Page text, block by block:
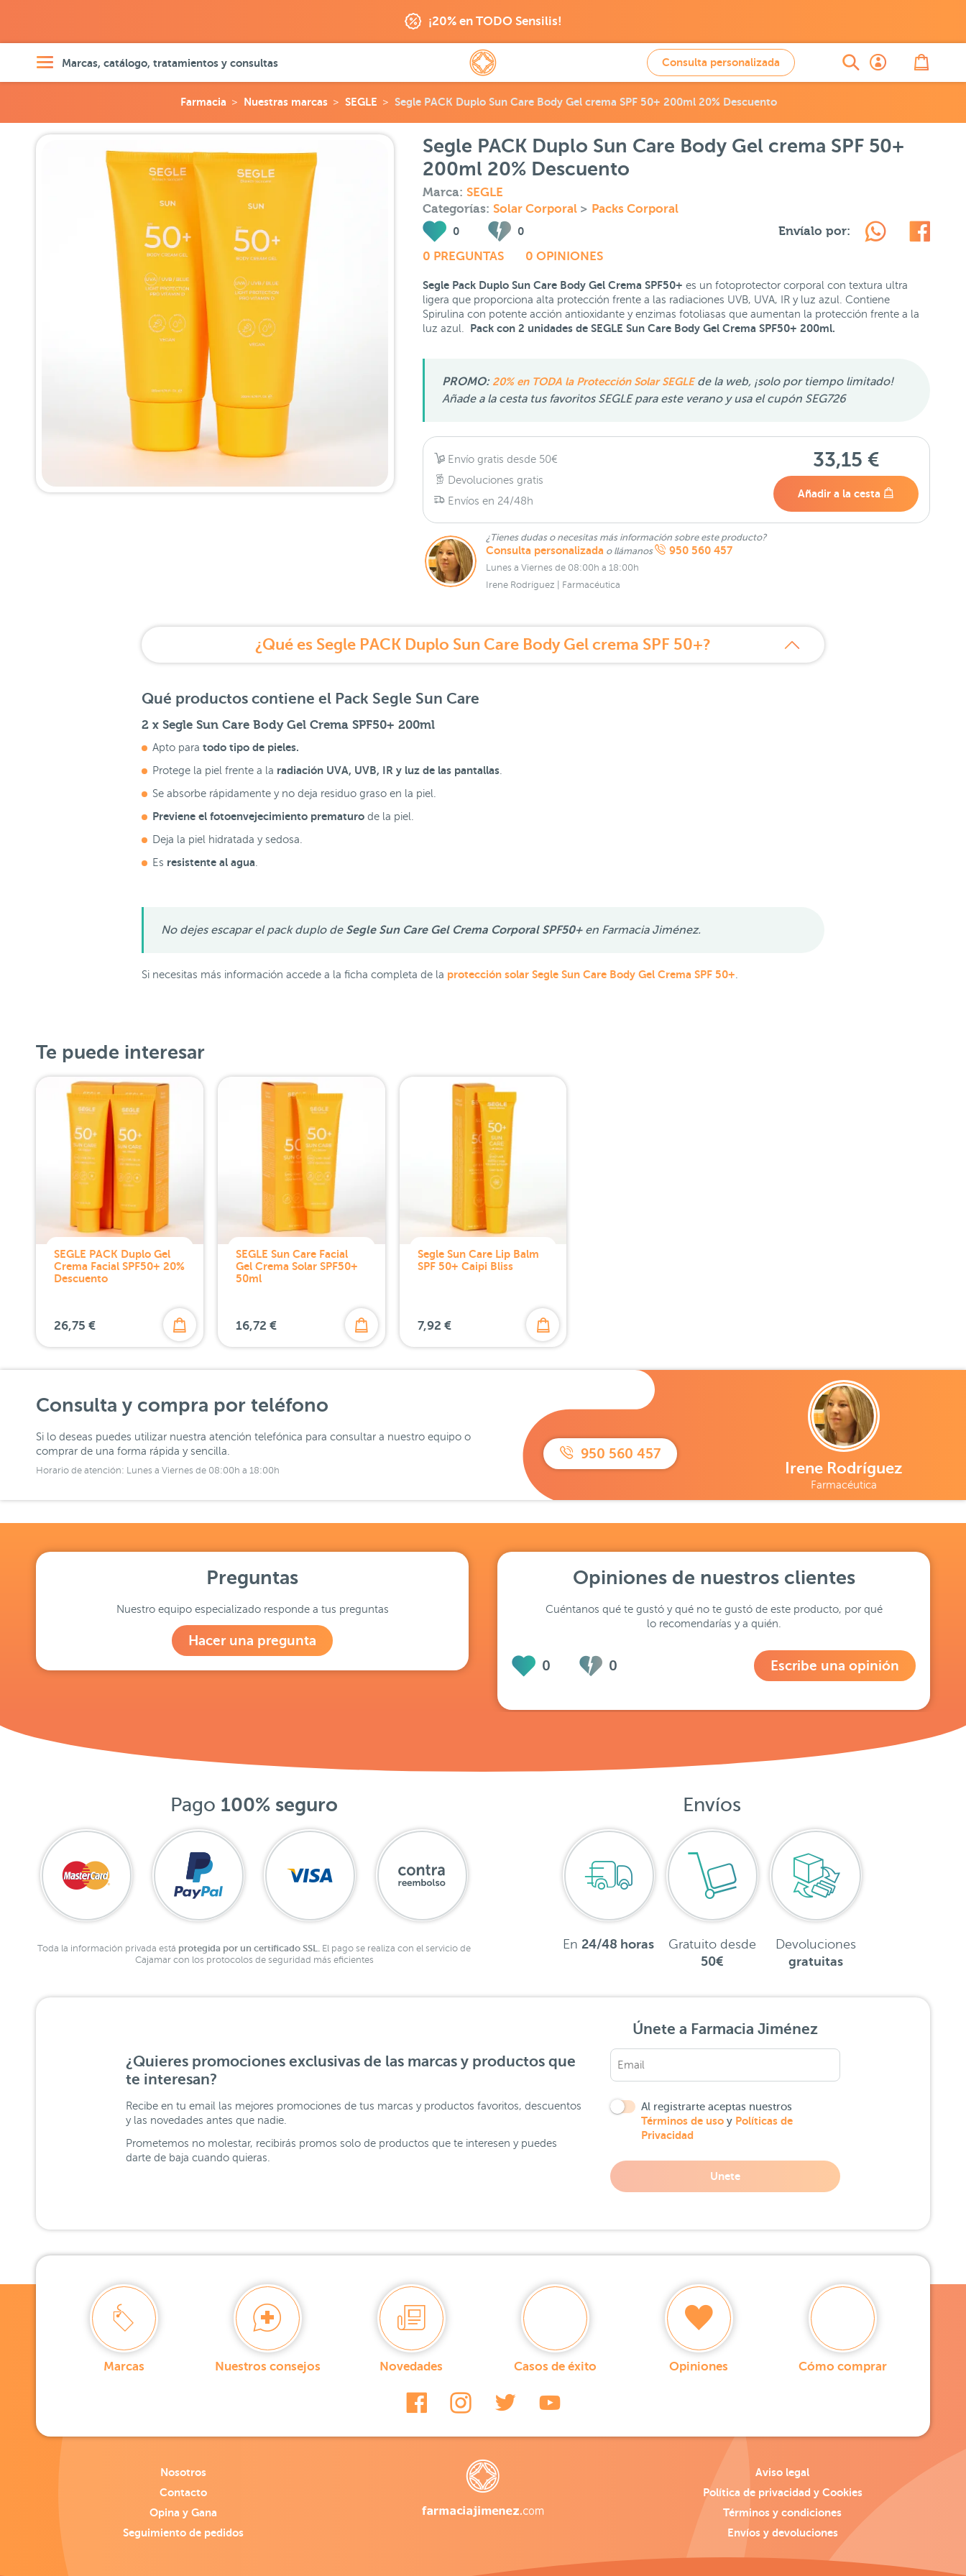
¡20% en TODO Sensilis!
Marcas, catálogo, tratamientos y consultas Consulta personalizada
Farmacia Nuestras marcas SEGLE Segle PACK Duplo Sun Care Body Gel crema SPF 50+ 200ml 20% Descuento
Segle PACK Duplo Sun Care Body Gel crema SPF 50+
200ml 20% Descuento
Marca: SEGLE
Categorías: Solar Corporal > Packs Corporal
0 0
0 PREGUNTAS 0 OPINIONES
Envíalo por:
Segle Pack Duplo Sun Care Body Gel Crema SPF50+ es un fotoprotector corporal con textura ultra
ligera que proporciona alta protección frente a las radiaciones UVB, UVA, IR y luz azul. Contiene
Spirulina con potente acción antioxidante y enzimas fotoliasas que aumentan la protección frente a la
luz azul. Pack con 2 unidades de SEGLE Sun Care Body Gel Crema SPF50+ 200ml.
PROMO: 20% en TODA la Protección Solar SEGLEde la web, ¡solo por tiempo limitado!
Añade a la cesta tus favoritos SEGLE para este verano y usa el cupón SEG726
Envío gratis desde 50€
Devoluciones gratis
Envíos en 24/48h
33,15 €
Añadir a la cesta
¿Tienes dudas o necesitas más información sobre este producto?
Consulta personalizada o llámanos 950 560 457
Lunes a Viernes de 08:00h a 18:00h
Irene Rodríguez | Farmacéutica
¿Qué es Segle PACK Duplo Sun Care Body Gel crema SPF 50+?
Qué productos contiene el Pack Segle Sun Care
2 x Segle Sun Care Body Gel Crema SPF50+ 200ml
Apto para todo tipo de pieles.
Protege la piel frente a la radiación UVA, UVB, IR y luz de las pantallas.
Se absorbe rápidamente y no deja residuo graso en la piel.
Previene el fotoenvejecimiento prematuro de la piel.
Deja la piel hidratada y sedosa.
Es resistente al agua.
No dejes escapar el pack duplo deSegle Sun Care Gel Crema Corporal SPF50+ en Farmacia Jiménez.
Si necesitas más información accede a la ficha completa de la protección solar Segle Sun Care Body Gel Crema SPF 50+.
Te puede interesar
SEGLE PACK Duplo Gel
Crema Facial SPF50+ 20%
Descuento
26,75 €
SEGLE Sun Care Facial
Gel Crema Solar SPF50+
50ml
16,72 €
Segle Sun Care Lip Balm
SPF 50+ Caipi Bliss
7,92 €
Consulta y compra por teléfono
Si lo deseas puedes utilizar nuestra atención telefónica para consultar a nuestro equipo o
comprar de una forma rápida y sencilla.
Horario de atención: Lunes a Viernes de 08:00h a 18:00h
950 560 457
Irene Rodríguez
Farmacéutica
Preguntas
Nuestro equipo especializado responde a tus preguntas
Hacer una pregunta
Opiniones de nuestros clientes
Cuéntanos qué te gustó y qué no te gustó de este producto, por qué
lo recomendarías y a quién.
0 0 Escribe una opinión
Pago 100% seguro
Toda la información privada está protegida por un certificado SSL.
El pago se realiza con el servicio de
Cajamar con los protocolos de seguridad más eficientes
Envíos
En 24/48 horas
Gratuito desde
50€
Devoluciones
gratuitas
¿Quieres promociones exclusivas de las marcas y productos que
te interesan?
Recibe en tu email las mejores promociones de tus marcas y productos favoritos, descuentos
y las novedades antes que nadie.
Prometemos no molestar, recibirás promos solo de productos que te interesen y puedes
darte de baja cuando quieras.
Únete a Farmacia Jiménez
Al registrarte aceptas nuestros
Términos de uso y Políticas de
Privacidad
Unete
Marcas Nuestros consejos Novedades Casos de éxito Opiniones Cómo comprar
Nosotros
Contacto
Opina y Gana
Seguimiento de pedidos
Aviso legal
Política de privacidad y Cookies
Términos y condiciones
Envíos y devoluciones